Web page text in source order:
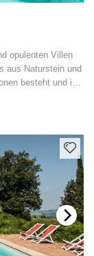
opulenten Villen
aus Naturstein und
besteht und in